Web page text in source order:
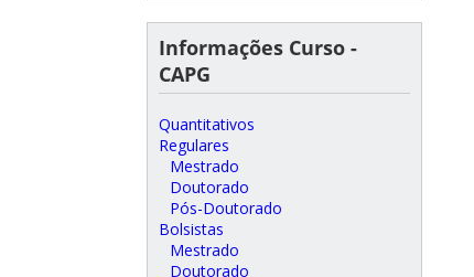
Informações Curso -
CAPG
Quantitativos
Regulares
Mestrado
Doutorado
Pós-Doutorado
Bolsistas
Mestrado
Doutorado